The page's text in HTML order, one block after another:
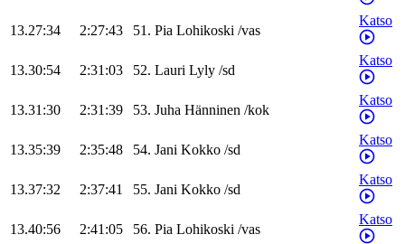
13.27:34 2:27:43 51. Pia Lohikoski /vas
Katso
13.30:54 2:31:03 52. Lauri Lyly /sd
Katso
13.31:30 2:31:39 53. Juha Hänninen /kok
Katso
13.35:39 2:35:48 54. Jani Kokko /sd
Katso
13.37:32 2:37:41 55. Jani Kokko /sd
Katso
13.40:56 2:41:05 56. Pia Lohikoski /vas
Katso